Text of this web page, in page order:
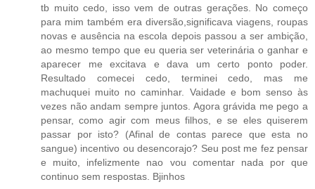
tb muito cedo, isso vem de outras gerações. No começo
para mim também era diversão,significava viagens, roupas
novas e ausência na escola depois passou a ser ambição,
ao mesmo tempo que eu queria ser veterinária o ganhar e
aparecer me excitava e dava um certo ponto poder.
Resultado comecei cedo, terminei cedo, mas me
machuquei muito no caminhar. Vaidade e bom senso às
vezes não andam sempre juntos. Agora grávida me pego a
pensar, como agir com meus filhos, e se eles quiserem
passar por isto? (Afinal de contas parece que esta no
sangue) incentivo ou desencorajo? Seu post me fez pensar
e muito, infelizmente nao vou comentar nada por que
continuo sem respostas. Bjinhos